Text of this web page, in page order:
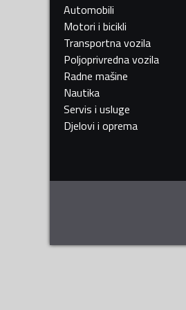
Automobili
Motori i bicikli
Transportna vozila
Poljoprivredna vozila
Radne mašine
Nautika
Servis i usluge
Djelovi i oprema